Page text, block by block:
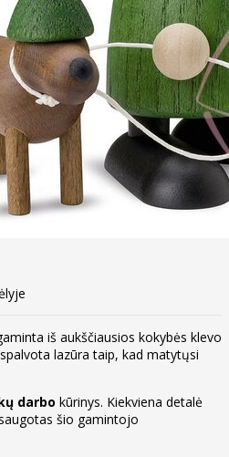
iš aukščiausios kokybės klevo
lazūra taip, kad matytųsi
darbo kūrinys. Kiekviena detalė
šio gamintojo